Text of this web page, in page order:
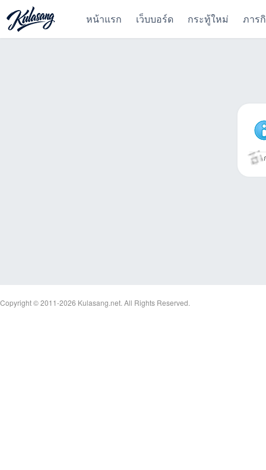
หน้าแรก เว็บบอร์ด กระทู้ใหม่ ภาร
Copyright © 2011-2026 Kulasang.net. All Rights Reserved.